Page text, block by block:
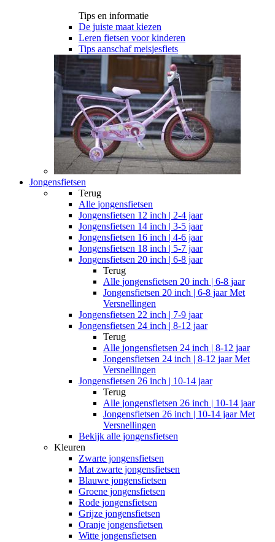
Tips en informatie
De juiste maat kiezen
Leren fietsen voor kinderen
Tips aanschaf meisjesfiets
Jongensfietsen
Terug
Alle jongensfietsen
Jongensfietsen 12 inch | 2-4 jaar
Jongensfietsen 14 inch | 3-5 jaar
Jongensfietsen 16 inch | 4-6 jaar
Jongensfietsen 18 inch | 5-7 jaar
Jongensfietsen 20 inch | 6-8 jaar
Terug
Alle jongensfietsen 20 inch | 6-8 jaar
Jongensfietsen 20 inch | 6-8 jaar Met
Versnellingen
Jongensfietsen 22 inch | 7-9 jaar
Jongensfietsen 24 inch | 8-12 jaar
Terug
Alle jongensfietsen 24 inch | 8-12 jaar
Jongensfietsen 24 inch | 8-12 jaar Met
Versnellingen
Jongensfietsen 26 inch | 10-14 jaar
Terug
Alle jongensfietsen 26 inch | 10-14 jaar
Jongensfietsen 26 inch | 10-14 jaar Met
Versnellingen
Bekijk alle jongensfietsen
Kleuren
Zwarte jongensfietsen
Mat zwarte jongensfietsen
Blauwe jongensfietsen
Groene jongensfietsen
Rode jongensfietsen
Grijze jongensfietsen
Oranje jongensfietsen
Witte jongensfietsen